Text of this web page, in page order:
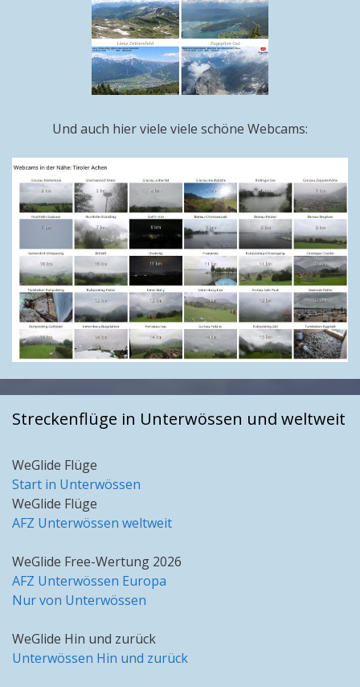
Und auch hier viele viele schöne Webcams:
Streckenflüge in Unterwössen und weltweit
WeGlide Flüge
Start in Unterwössen
WeGlide Flüge
AFZ Unterwössen weltweit
WeGlide Free-Wertung 2026
AFZ Unterwössen Europa
Nur von Unterwössen
WeGlide Hin und zurück
Unterwössen Hin und zurück